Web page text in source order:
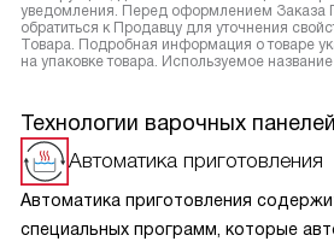
уведомления. Перед оформлением Заказа
обратиться к Продавцу для уточнения
Товара. Подробная информация о товаре
на упаковке товара. Используемое
Технологии варочных
Автоматика приготовления
Автоматика приготовления
специальных программ, которые